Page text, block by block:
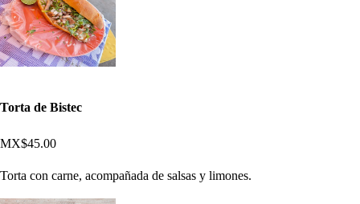
Torta de Bistec
MX$45.00
Torta con carne, acompañada de salsas y limones.